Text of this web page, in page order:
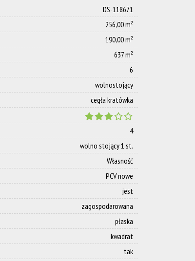
DS-118671
256,00 m²
190,00 m²
637 m²
6
wolnostojący
cegła kratówka
4
wolno stojący 1 st.
Własność
PCV nowe
jest
zagospodarowana
płaska
kwadrat
tak